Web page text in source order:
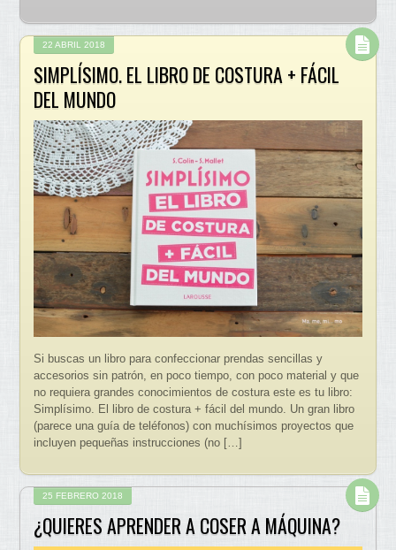
22 ABRIL 2018
SIMPLÍSIMO. EL LIBRO DE COSTURA + FÁCIL
DEL MUNDO
Si buscas un libro para confeccionar prendas sencillas y
accesorios sin patrón, en poco tiempo, con poco material y que
no requiera grandes conocimientos de costura este es tu libro:
Simplísimo. El libro de costura + fácil del mundo. Un gran libro
(parece una guía de teléfonos) con muchísimos proyectos que
incluyen pequeñas instrucciones (no […]
25 FEBRERO 2018
¿QUIERES APRENDER A COSER A MÁQUINA?